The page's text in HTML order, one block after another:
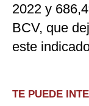
2022 y
BCV, que
este
TE PUEDE